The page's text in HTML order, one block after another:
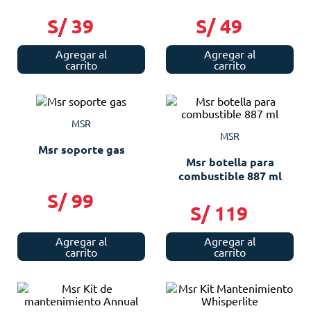
S/ 39
Agregar al
carrito
S/ 49
Agregar al
carrito
MSR
Msr soporte gas
S/ 99
Agregar al
carrito
MSR
Msr botella para
combustible 887 ml
S/ 119
Agregar al
carrito